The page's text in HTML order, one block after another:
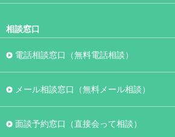
相談窓口
電話相談窓口（無料電話相談）
メール相談窓口（無料メール相談）
面談予約窓口（直接会って相談）